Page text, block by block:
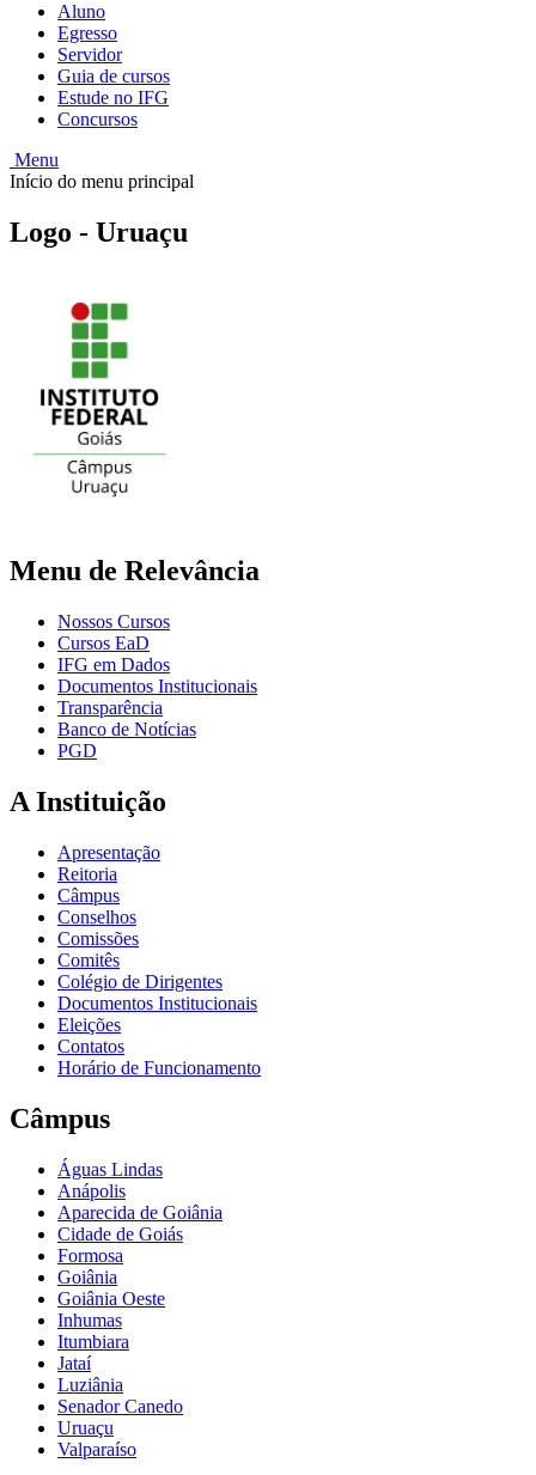
Aluno
Egresso
Servidor
Guia de cursos
Estude no IFG
Concursos
Menu
Início do menu principal
Logo - Uruaçu
Menu de Relevância
Nossos Cursos
Cursos EaD
IFG em Dados
Documentos Institucionais
Transparência
Banco de Notícias
PGD
A Instituição
Apresentação
Reitoria
Câmpus
Conselhos
Comissões
Comitês
Colégio de Dirigentes
Documentos Institucionais
Eleições
Contatos
Horário de Funcionamento
Câmpus
Águas Lindas
Anápolis
Aparecida de Goiânia
Cidade de Goiás
Formosa
Goiânia
Goiânia Oeste
Inhumas
Itumbiara
Jataí
Luziânia
Senador Canedo
Uruaçu
Valparaíso